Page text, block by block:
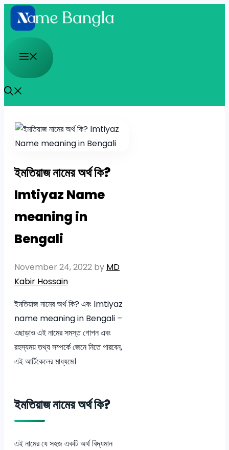
Skip
to
content
Menu
ইমতিয়াজ নামের অর্থ কি?
Imtiyaz Name
meaning in
Bengali
November 24, 2022 by MD
Kabir Hossain
ইমতিয়াজ নামের অর্থ কি? এবং Imtiyaz
name meaning in Bengali –
এছাড়াও এই নামের সমস্ত গোপন এবং
রহস্যময় তথ্য সম্পর্কে জেনে নিতে পারবেন,
এই আর্টিকেলের মাধ্যমে।
ইমতিয়াজ নামের অর্থ কি?
এই নামের যে সহজ একটি অর্থ বিদ্যমান